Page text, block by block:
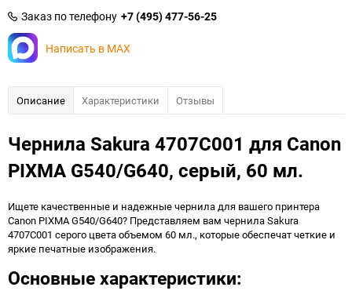
Заказ по телефону +7 (495) 477-56-25
Написать в MAX
Описание Характеристики Отзывы
Чернила Sakura 4707C001 для Canon
PIXMA G540/G640, серый, 60 мл.
Ищете качественные и надежные чернила для вашего принтера
Canon PIXMA G540/G640? Представляем вам чернила Sakura
4707C001 серого цвета объемом 60 мл., которые обеспечат четкие и
яркие печатные изображения.
Основные характеристики: